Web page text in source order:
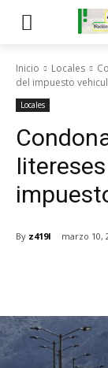
Inicio Locales
del impuesto
Locales
By z419l marzo 10,